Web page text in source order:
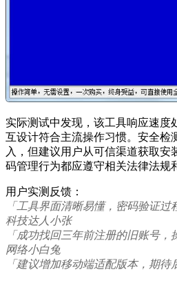
实际测试中发现，该工具响应速度
互设计符合主流操作习惯。安全检
入，但建议用户从可信渠道获取安
码管理行为都应遵守相关法律法规
用户实测反馈：
「工具界面清晰易懂，密码验证
科技达人小张
「成功找回三年前注册的旧账号
网络小白兔
「建议增加移动端适配版本，期